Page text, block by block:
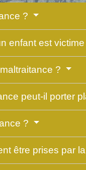
?
enfant est
?
peut-il porter
?
être prises par